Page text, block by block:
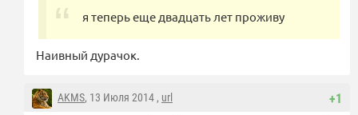
я теперь еще двадцать лет проживу
Наивный дурачок.
+1
AKMS, 13 Июля 2014 , url